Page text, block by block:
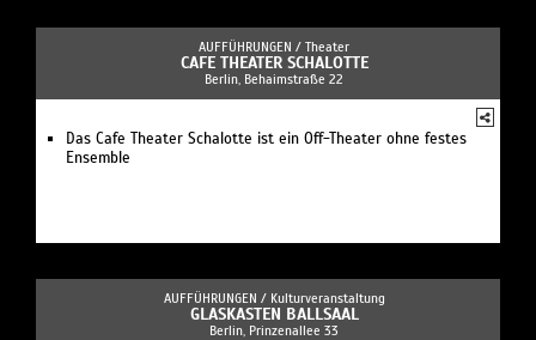
AUFFÜHRUNGEN / Theater
CAFE THEATER SCHALOTTE
Berlin, Behaimstraße 22
Das Cafe Theater Schalotte ist ein Off-Theater ohne festes
Ensemble
AUFFÜHRUNGEN / Kulturveranstaltung
GLASKASTEN BALLSAAL
Berlin, Prinzenallee 33